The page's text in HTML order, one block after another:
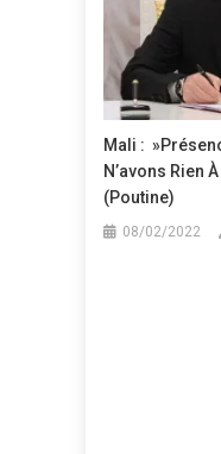
Mali :
N’avons Rien
(Poutine)
08/02/2022